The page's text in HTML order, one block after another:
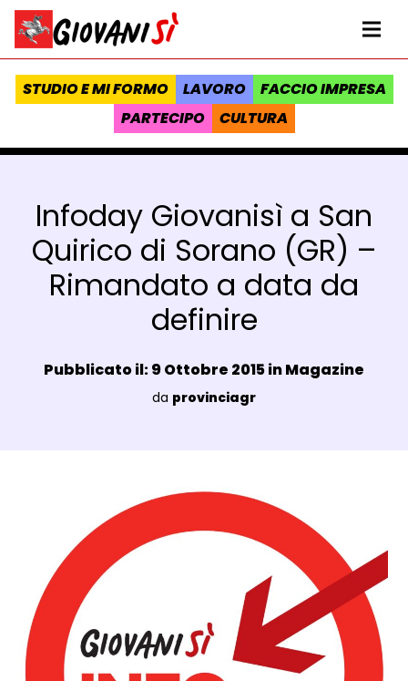
Vai al contenuto
Homepage Giovanisì - Progetto della Regione Toscana
STUDIO E MI FORMO LAVORO
FACCIO IMPRESA
PARTECIPO
CULTURA
Infoday Giovanisì a San
Quirico di Sorano (GR) –
Rimandato a data da
definire
Data e ora:
Pubblicato il: 9 Ottobre 2015 inMagazine
Luogo:
da provinciagr
Dettagli Post Magazine